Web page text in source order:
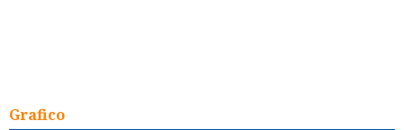
Grafico